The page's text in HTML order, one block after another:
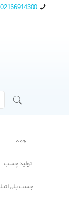
02166914300
همه
تولید چسب
چسب پلی